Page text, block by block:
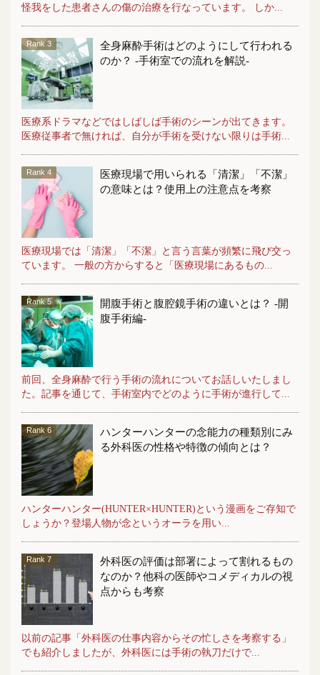
怪我をした患者さんの傷の治療を行なっています。 しか...
全身麻酔手術はどのようにして行われる
のか？ -手術室での流れを解説-
医療系ドラマなどではしばしば手術のシーンが出てきます。
医療従事者で無ければ、自分が手術を受けない限りは手術...
医療現場で用いられる「清潔」「不潔」
の意味とは？使用上の注意点を考察
医療現場では「清潔」「不潔」と言う言葉が頻繁に飛び交っ
ています。 一般の方からすると「医療現場にあるもの...
開腹手術と腹腔鏡手術の違いとは？ -開
腹手術編-
前回、全身麻酔で行う手術の流れについてお話しいたしまし
た。記事を通じて、手術室内でどのように手術が進行して...
ハンターハンターの念能力の種類別にみ
る外科医の性格や特徴の傾向とは？
ハンターハンター(HUNTER×HUNTER)という漫画をご存知で
しょうか？登場人物が念というオーラを用い...
外科医の評価は部署によって割れるもの
なのか？他科の医師やコメディカルの視
点からも考察
以前の記事「外科医の仕事内容からその忙しさを考察する」
でも紹介しましたが、外科医には手術の執刀だけで...